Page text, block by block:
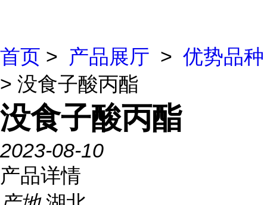
首页 > 产品展厅 > 优势品种
> 没食子酸丙酯
没食子酸丙酯
2023-08-10
产品详情